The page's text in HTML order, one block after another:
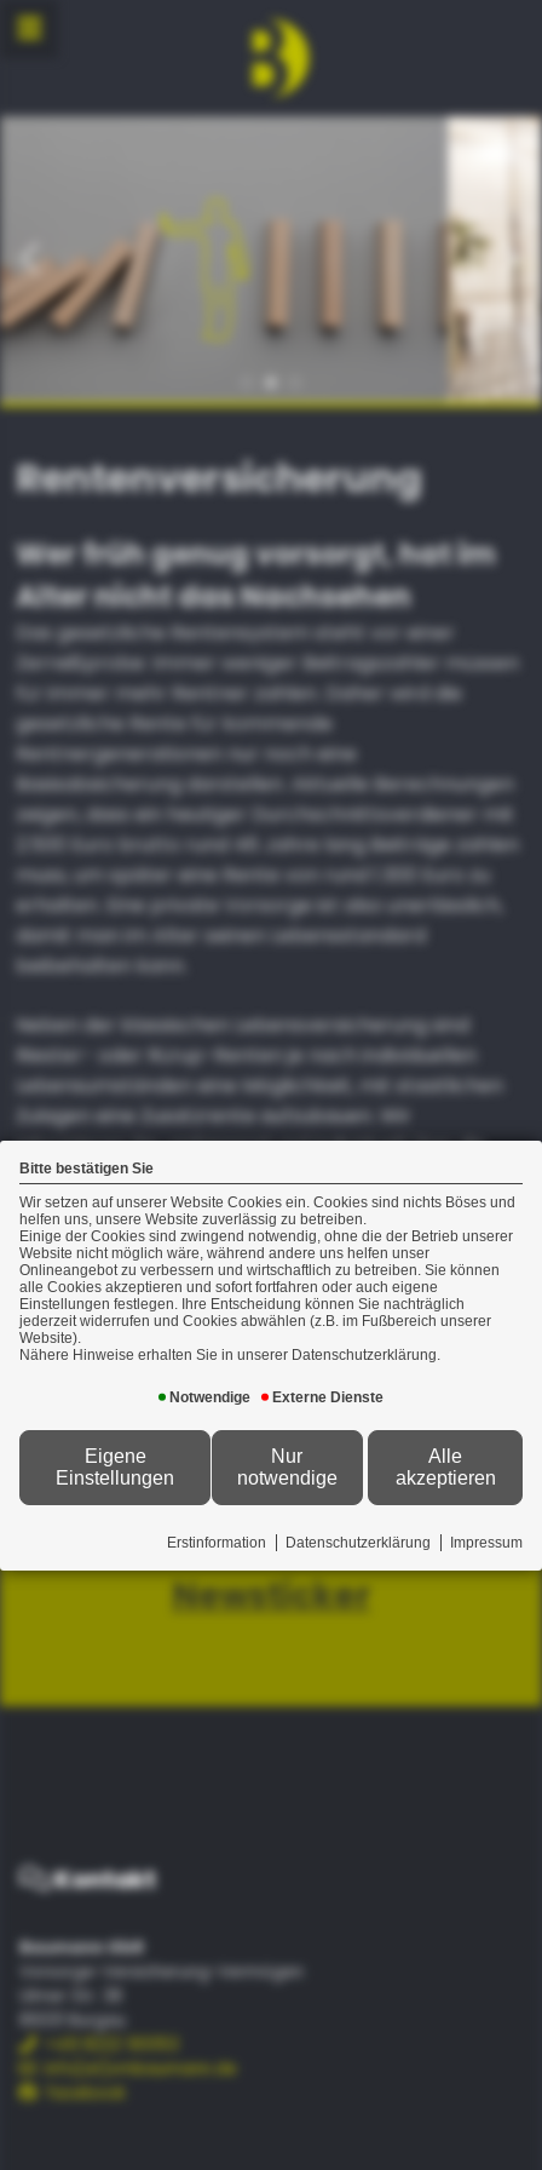
Bitte bestätigen Sie
Wir setzen auf unserer Website Cookies ein. Cookies sind nichts Böses und
helfen uns, unsere Website zuverlässig zu betreiben.
Einige der Cookies sind zwingend notwendig, ohne die der Betrieb unserer
Website nicht möglich wäre, während andere uns helfen unser
Onlineangebot zu verbessern und wirtschaftlich zu betreiben. Sie können
alle Cookies akzeptieren und sofort fortfahren oder auch eigene
Einstellungen festlegen. Ihre Entscheidung können Sie nachträglich
jederzeit widerrufen und Cookies abwählen (z.B. im Fußbereich unserer
Website).
Nähere Hinweise erhalten Sie in unserer Datenschutzerklärung.
Notwendige Externe Dienste
Eigene
Einstellungen
Nur
notwendige
Alle
akzeptieren
Erstinformation Datenschutzerklärung Impressum
zurück
Rentenversicherung
Wer früh genug vorsorgt, hat im
Alter nicht das Nachsehen
Das gesetzliche Rentensystem steht vor einer
Zerreißprobe: Immer weniger Beitragszahler müssen
für immer mehr Rentner zahlen. Daher wird die
gesetzliche Rente für kommende
Rentnergenerationen nur noch eine
Basisabsicherung darstellen. Aktuelle Berechnungen
zeigen, dass ein heutiger Durchschnittsverdiener mit
2.500 Euro brutto rund 46 Jahre lang Beiträge zahlen
muss, um später eine Rente von rund 1.300 Euro zu
erhalten. Eine private Vorsorge ist also unerlässlich,
damit man im Alter seinen Lebensstandard
beibehalten kann.
Neben der klassischen Lebensversicherung sind
Riester- oder Rürup-Renten je nach individuellen
Lebensumständen eine Möglichkeit, mit staatlichen
Zulagen eine Zusatzrente aufzubauen. Wir
informieren Sie umfassend und individuell über die
Möglichkeiten, Ihre Versorgungslücke zu schließen.
Weiterführende Informationen zu diesem Thema
finden Siehier
Newsticker
Kontakt
Baumann GbR
Vorsorge-Versicherung-Vermögen
Ulmer Str. 38
89331 Burgau
info[at]vmbaumann.de